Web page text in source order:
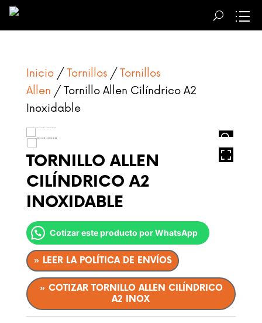
Inicio/ Tornillos/ Tornillos
Allen / Tornillo Allen Cilíndrico A2
Inoxidable
TORNILLO ALLEN
CILÍNDRICO A2
INOXIDABLE
Cotizar este producto por WhatsApp
» LEER LA POLÍTICA DE ENVÍOS
» COTIZAR TORNILLO ALLEN CILÍNDRICO
A2 INOX